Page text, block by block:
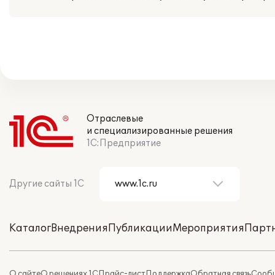
Отраслевые
и специализированные решения
1С:Предприятие
Другие сайты 1С
КаталогВнедренияПубликацииМероприятия